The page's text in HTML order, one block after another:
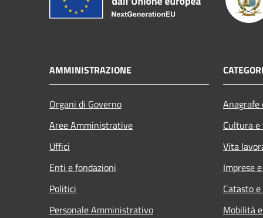
AMMINISTRAZIONE
Organi di Governo
Aree Amministrative
Uffici
Enti e fondazioni
Politici
Personale Amministrativo
Cultura
Vita
Imprese
Catasto
Mobilità